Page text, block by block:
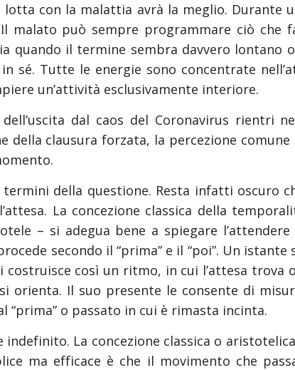
con la malattia avrà la meglio. Durante
può sempre programmare ciò che
quando il termine sembra davvero lontano
sé. Tutte le energie sono concentrate
un’attività esclusivamente interiore.
dal caos del Coronavirus rientri
clausura forzata, la percezione
della questione. Resta infatti oscuro
La concezione classica della
– si adegua bene a spiegare l’attendere
secondo il “prima” e il “poi”. Un istante
così un ritmo, in cui l’attesa trova
orienta. Il suo presente le consente di
o passato in cui è rimasta incinta.
La concezione classica o
ma efficace è che il movimento che